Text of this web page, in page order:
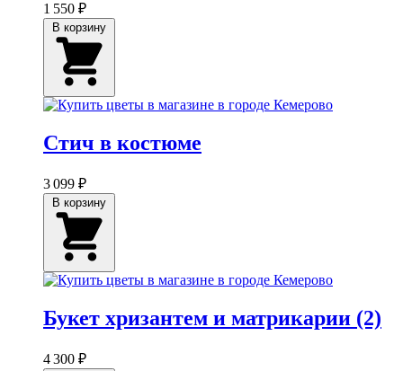
1 550 ₽
Стич в костюме
3 099 ₽
Букет хризантем и матрикарии (2)
4 300 ₽